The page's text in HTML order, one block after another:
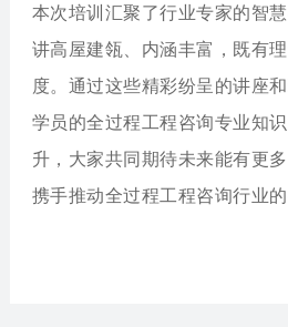
本次培训汇聚了行业专家的智
讲高屋建瓴、内涵丰富，既有
度。 通过这些精彩纷呈的讲座
学员的全过程工程咨询专业知
升，大家共同期待未来能有更
携手推动全过程工程咨询行业